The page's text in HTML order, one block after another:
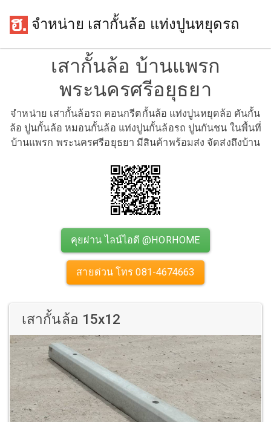
จำหน่าย เสากั้นล้อ แท่งปูนหยุดรถ
เสากั้นล้อ บ้านแพรก
พระนครศรีอยุธยา
จำหน่าย เสากั้นล้อรถ คอนกรีตกั้นล้อ แท่งปูนหยุดล้อ คันกั้น
ล้อ ปูนกั้นล้อ หมอนกั้นล้อ แท่งปูนกั้นล้อรถ ปูนกันชน ในพื้นที่
บ้านแพรก พระนครศรีอยุธยา มีสินค้าพร้อมส่ง จัดส่งถึงบ้าน
คุยผ่าน ไลน์ไอดี @HORHOME
สายด่วน โทร 081-4674663
เสากั้นล้อ 15x12